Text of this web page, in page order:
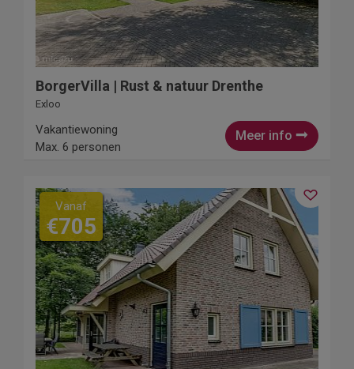
BorgerVilla | Rust & natuur Drenthe
Exloo
Meer info
Vakantiewoning
Max. 6 personen
Vanaf
€705